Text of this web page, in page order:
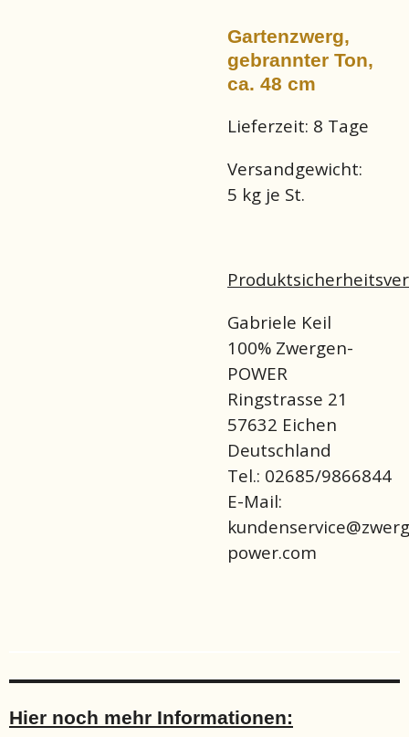
Gartenzwerg,
gebrannter Ton,
ca. 48 cm
Lieferzeit: 8 Tage
Versandgewicht:
5 kg je St.
Gabriele Keil
100% Zwergen-
POWER
Ringstrasse 21
57632 Eichen
Deutschland
Tel.: 02685/9866844
E-Mail:
power.com
Hier noch mehr Informationen: